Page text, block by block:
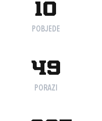
10
POBJEDE
49
PORAZI